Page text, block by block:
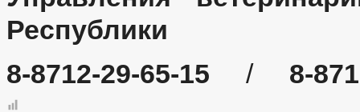
Республики
8-8712-29-65-15 / 8-